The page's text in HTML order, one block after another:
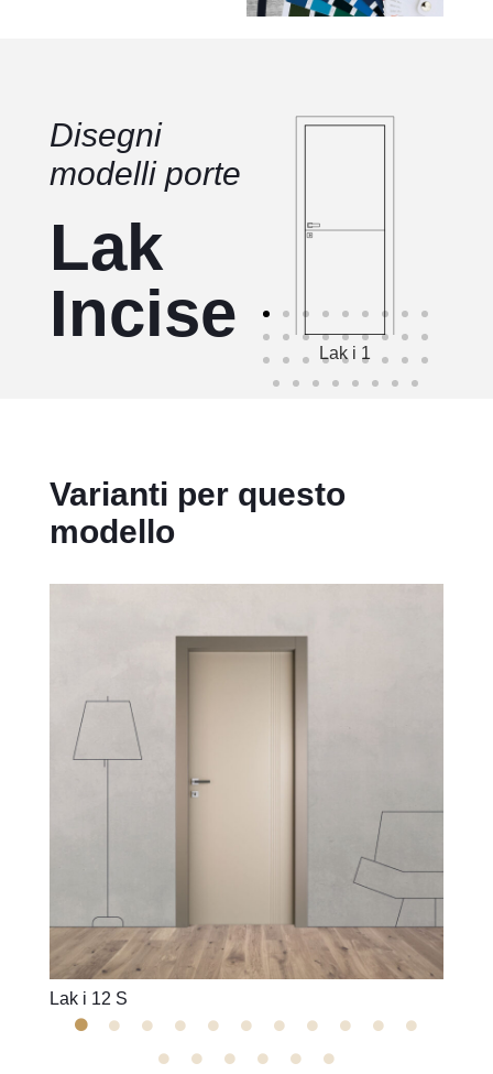
Disegni
modelli porte
Lak
Incise
Lak i 1
Varianti per questo
modello
Lak i 12 S